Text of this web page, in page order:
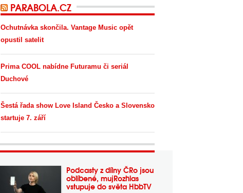
PARABOLA.CZ
Ochutnávka skončila. Vantage Music opět
opustil satelit
Prima COOL nabídne Futuramu či seriál
Duchové
Šestá řada show Love Island Česko a Slovensko
startuje 7. září
Podcasty z dílny ČRo jsou
oblíbené, mujRozhlas
vstupuje do světa HbbTV